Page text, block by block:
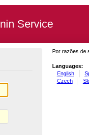
Service
Por razões de
Languages:
English
Czech